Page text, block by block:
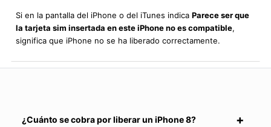
Si en la pantalla del iPhone o del iTunes indica Parece ser que
la tarjeta sim insertada en este iPhone no es compatible,
significa que iPhone no se ha liberado correctamente.
¿Cuánto se cobra por liberar un iPhone 8?